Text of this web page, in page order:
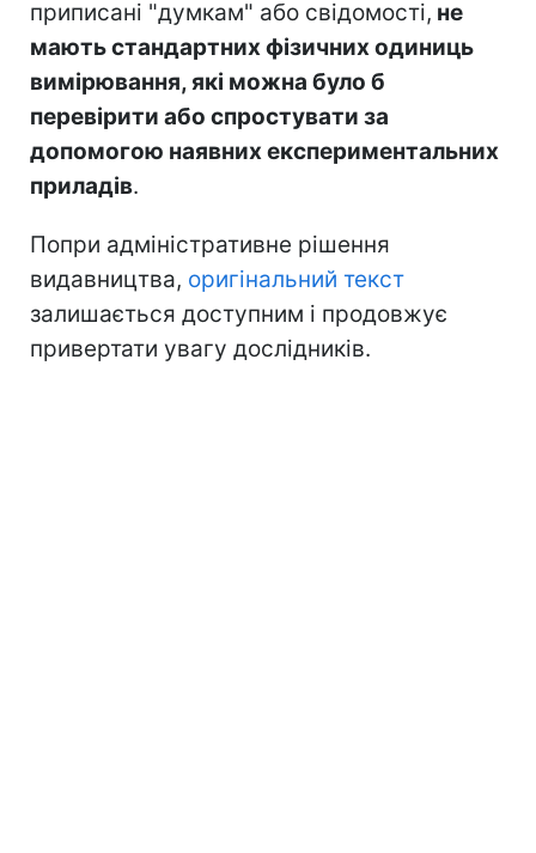
приписані "думкам" або свідомості, не
мають стандартних фізичних одиниць
вимірювання, які можна було б
перевірити або спростувати за
допомогою наявних експериментальних
приладів.
Попри адміністративне рішення
видавництва, оригінальний текст
залишається доступним і продовжує
привертати увагу дослідників.